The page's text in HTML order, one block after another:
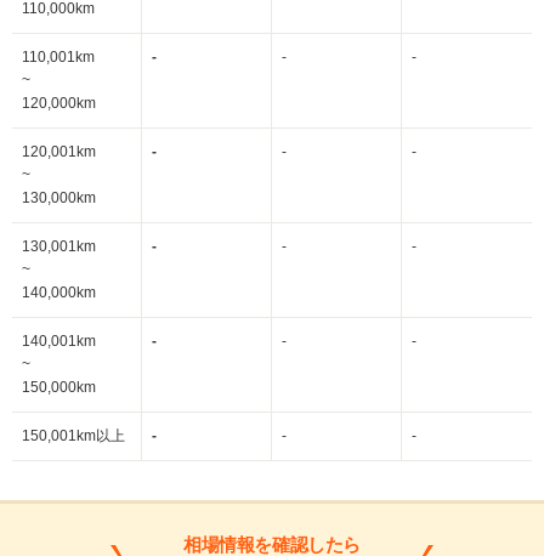
110,000km
110,001km
~
120,000km
- - -
120,001km
~
130,000km
- - -
130,001km
~
140,000km
- - -
140,001km
~
150,000km
- - -
150,001km以上 - - -
相場情報を確認したら